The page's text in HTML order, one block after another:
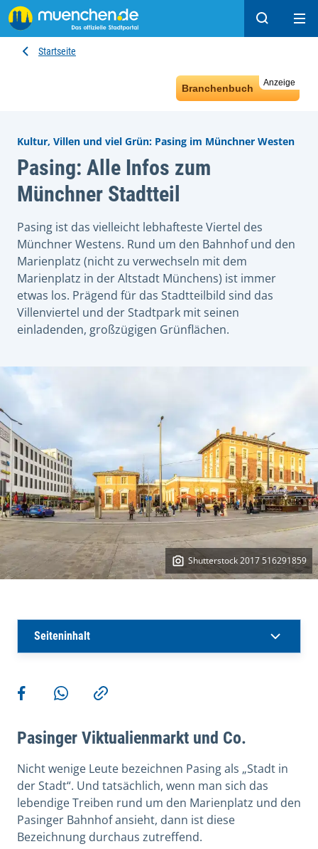
Suchen
Startseite
Anzeige
Branchenbuch
Kultur, Villen und viel Grün: Pasing im Münchner Westen
Pasing: Alle Infos zum
Münchner Stadtteil
Pasing ist das vielleicht lebhafteste Viertel des
Münchner Westens. Rund um den Bahnhof und den
Marienplatz (nicht zu verwechseln mit dem
Marienplatz in der Altstadt Münchens) ist immer
etwas los. Prägend für das Stadtteilbild sind das
Villenviertel und der Stadtpark mit seinen
einladenden, großzügigen Grünflächen.
Shutterstock 2017 516291859
Seiteninhalt
Weitere Aktionen
Teilen auf Facebook
Teilen via WhatsApp
Kopieren
Pasinger Viktualienmarkt und Co.
Nicht wenige Leute bezeichnen Pasing als „Stadt in
der Stadt“. Und tatsächlich, wenn man sich das
lebendige Treiben rund um den Marienplatz und den
Pasinger Bahnhof ansieht, dann ist diese
Bezeichnung durchaus zutreffend.